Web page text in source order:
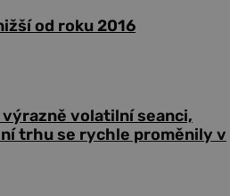
od roku 2016
volatilní seanci,
trhu se rychle proměnily v